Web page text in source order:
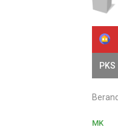
H
m
e
PKS
MK